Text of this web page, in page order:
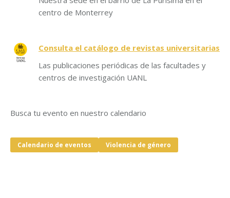
centro de Monterrey
Consulta el catálogo de revistas universitarias
Las publicaciones periódicas de las facultades y
centros de investigación UANL
Busca tu evento en nuestro calendario
Calendario de eventos Violencia de género